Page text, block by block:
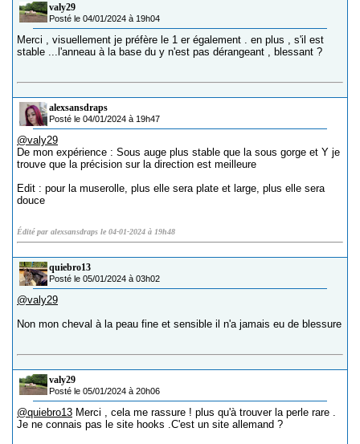
valy29
Posté le 04/01/2024 à 19h04
Merci , visuellement je préfère le 1 er également . en plus , s'il est
stable ...l'anneau à la base du y n'est pas dérangeant , blessant ?
alexsansdraps
Posté le 04/01/2024 à 19h47
@valy29
De mon expérience : Sous auge plus stable que la sous gorge et Y je
trouve que la précision sur la direction est meilleure
Edit : pour la muserolle, plus elle sera plate et large, plus elle sera
douce
Édité par alexsansdraps le 04-01-2024 à 19h48
quiebro13
Posté le 05/01/2024 à 03h02
@valy29
Non mon cheval à la peau fine et sensible il n'a jamais eu de blessure
valy29
Posté le 05/01/2024 à 20h06
@quiebro13 Merci , cela me rassure ! plus qu'à trouver la perle rare .
Je ne connais pas le site hooks .C'est un site allemand ?